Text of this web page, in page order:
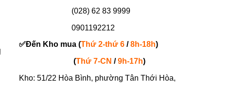
(028) 62 83 9999
0901192212
✅Đến Kho mua (Thứ 2-thứ 6 /8h-18h)
(Thứ 7-CN /9h-17h)
Kho: 51/22 Hòa Bình, phường Tân Thới Hòa,